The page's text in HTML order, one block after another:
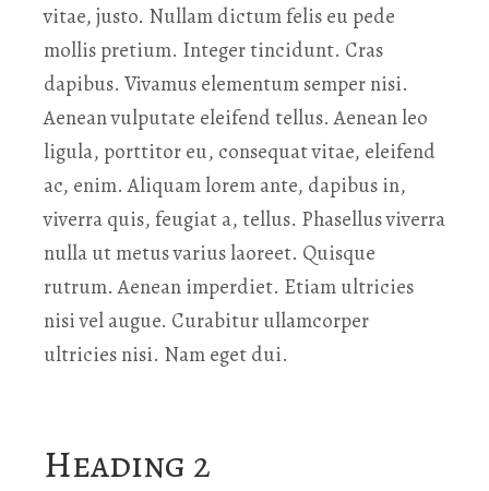
vitae, justo. Nullam dictum felis eu pede
mollis pretium. Integer tincidunt. Cras
dapibus. Vivamus elementum semper nisi.
Aenean vulputate eleifend tellus. Aenean leo
ligula, porttitor eu, consequat vitae, eleifend
ac, enim. Aliquam lorem ante, dapibus in,
viverra quis, feugiat a, tellus. Phasellus viverra
nulla ut metus varius laoreet. Quisque
rutrum. Aenean imperdiet. Etiam ultricies
nisi vel augue. Curabitur ullamcorper
ultricies nisi. Nam eget dui.
Heading 2